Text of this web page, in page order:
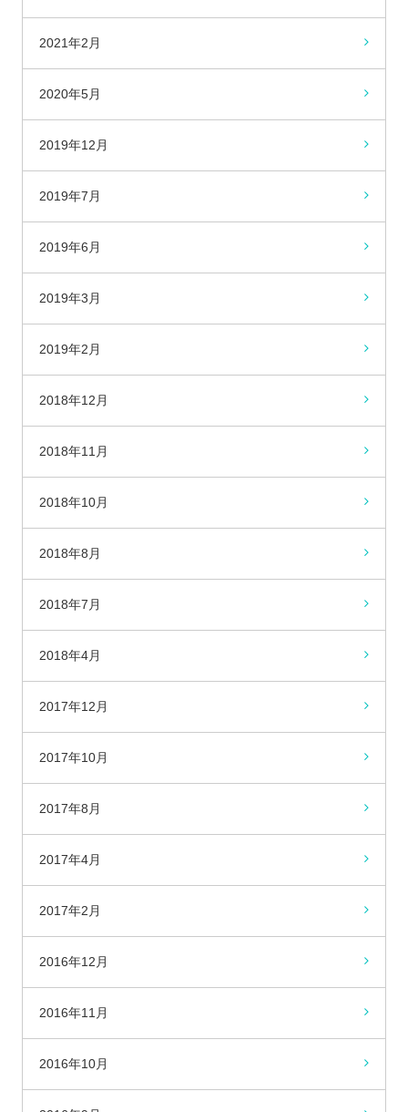
2021年2月
2020年5月
2019年12月
2019年7月
2019年6月
2019年3月
2019年2月
2018年12月
2018年11月
2018年10月
2018年8月
2018年7月
2018年4月
2017年12月
2017年10月
2017年8月
2017年4月
2017年2月
2016年12月
2016年11月
2016年10月